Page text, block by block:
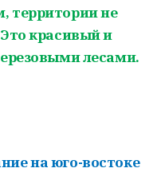
территории не
красивый и
лесами.
на юго-востоке